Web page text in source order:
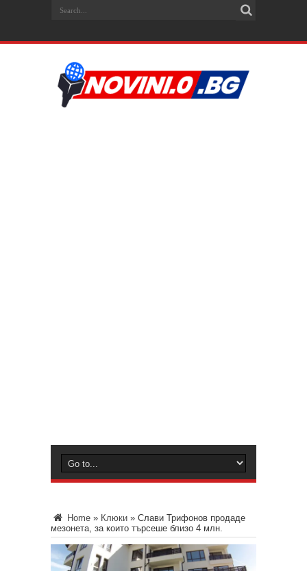
Home » Клюки » Слави Трифонов продаде
мезонета, за които търсеше близо 4 млн.